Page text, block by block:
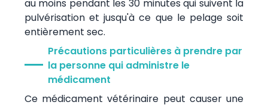
au moins pendant les 30 minutes qui suivent la
pulvérisation et jusqu'à ce que le pelage soit
entièrement sec.
Précautions particulières à prendre par
la personne qui administre le
médicament
Ce médicament vétérinaire peut causer une